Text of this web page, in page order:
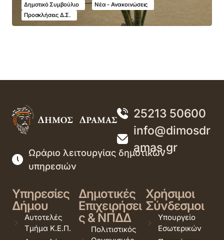
Δημοτικό Συμβούλιο
Νέα - Ανακοινώσεις
Προσκλήσεις Δ.Σ.
25213 50600
info@dimosdr
amas.gr
Ωράριο λειτουργίας δημοτικών
υπηρεσιών
Υπηρεσίες
Δήμου
Αυτοτελές
Τμήμα Κ.Ε.Π.
Δημοτικές
Επιχειρήσει
ς & ΝΠΔΔ
Πολιτιστικός
Χρήσιμοι
Σύνδεσμοι
Υπουργείο
Εσωτερικών